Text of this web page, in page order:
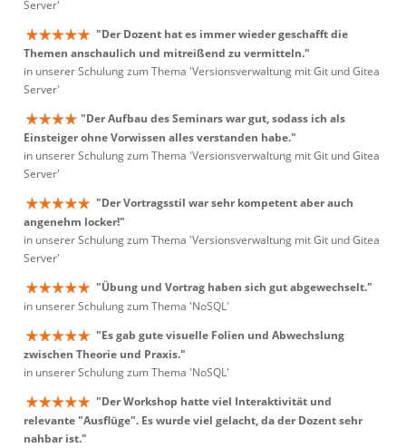
Server'
"Der Dozent hat es immer wieder geschafft die
Themen anschaulich und mitreißend zu vermitteln."
in unserer Schulung zum Thema 'Versionsverwaltung mit Git und Gitea
Server'
"Der Aufbau des Seminars war gut, sodass ich als
Einsteiger ohne Vorwissen alles verstanden habe."
in unserer Schulung zum Thema 'Versionsverwaltung mit Git und Gitea
Server'
"Der Vortragsstil war sehr kompetent aber auch
angenehm locker!"
in unserer Schulung zum Thema 'Versionsverwaltung mit Git und Gitea
Server'
"Übung und Vortrag haben sich gut abgewechselt."
in unserer Schulung zum Thema 'NoSQL'
"Es gab gute visuelle Folien und Abwechslung
zwischen Theorie und Praxis."
in unserer Schulung zum Thema 'NoSQL'
"Der Workshop hatte viel Interaktivität und
relevante "Ausflüge". Es wurde viel gelacht, da der Dozent sehr
nahbar ist."